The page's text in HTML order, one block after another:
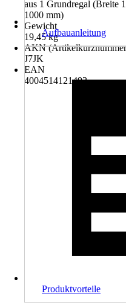
aus 1 Grundregal (Breite
1000 mm)
Gewicht
19,45 kg
AKN
J7JK
EAN
4004514121493
Aufbauanleitung
Produktvorteile